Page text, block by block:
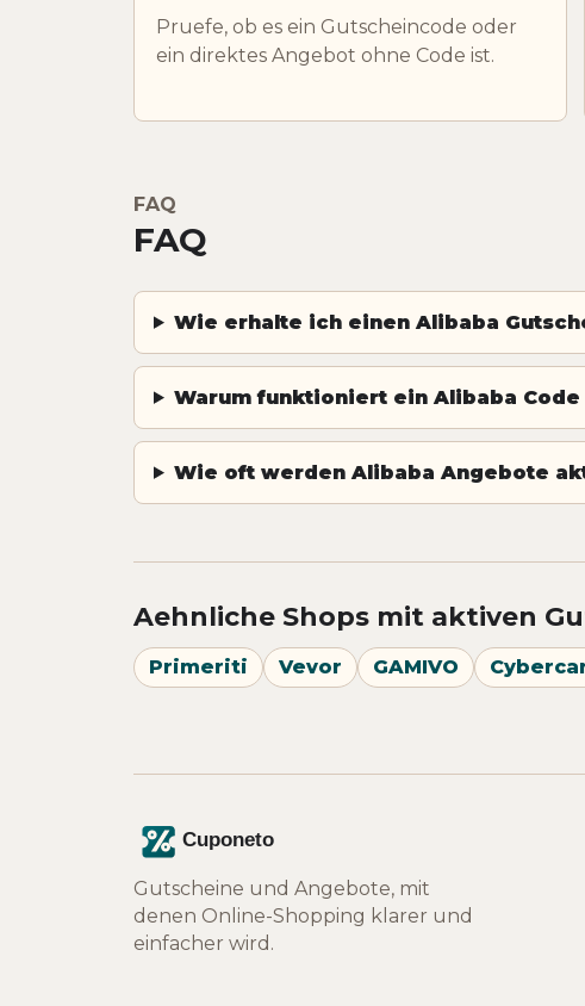
Pruefe, ob es ein Gutscheincode oder
ein direktes Angebot ohne Code ist.
FAQ
FAQ
Wie erhalte ich einen Alibaba
Warum funktioniert ein Alibaba
Wie oft werden Alibaba Angebote
Aehnliche Shops mit aktiven
Primeriti Vevor GAMIVO
Gutscheine und Angebote, mit
denen Online-Shopping klarer und
einfacher wird.